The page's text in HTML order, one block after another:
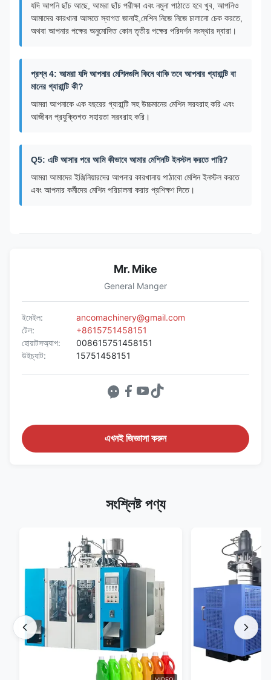
যদি আপনি ছাঁচ আছে, আমরা ছাঁচ পরীক্ষা এবং নমুনা পাঠাতে হবে খুব, আপনিও
আমাদের কারখানা আসতে স্বাগত জানাই,মেশিন নিজে নিজে চালানো চেক করতে,
অথবা আপনার পক্ষের অনুমোদিত কোন তৃতীয় পক্ষের পরিদর্শন সংস্থার দ্বারা।
প্রশ্ন 4: আমরা যদি আপনার মেশিনগুলি কিনে থাকি তবে আপনার গ্যারান্টি বা
মানের গ্যারান্টি কী?
আমরা আপনাকে এক বছরের গ্যারান্টি সহ উচ্চমানের মেশিন সরবরাহ করি এবং
আজীবন প্রযুক্তিগত সহায়তা সরবরাহ করি।
Q5: এটি আসার পরে আমি কীভাবে আমার মেশিনটি ইনস্টল করতে পারি?
আমরা আমাদের ইঞ্জিনিয়ারদের আপনার কারখানায় পাঠাবো মেশিন ইনস্টল করতে
এবং আপনার কর্মীদের মেশিন পরিচালনা করার প্রশিক্ষণ দিতে।
Mr. Mike
General Manger
ইমেইল:
ancomachinery@gmail.com
টেল:
+8615751458151
হোয়াটসঅ্যাপ:
008615751458151
উইচ্যাট:
15751458151
এখনই জিজ্ঞাসা করুন
সংশ্লিষ্ট পণ্য